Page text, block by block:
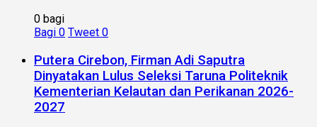
0 bagi
Bagi 0 Tweet 0
Putera Cirebon, Firman Adi Saputra
Dinyatakan Lulus Seleksi Taruna Politeknik
Kementerian Kelautan dan Perikanan 2026-
2027